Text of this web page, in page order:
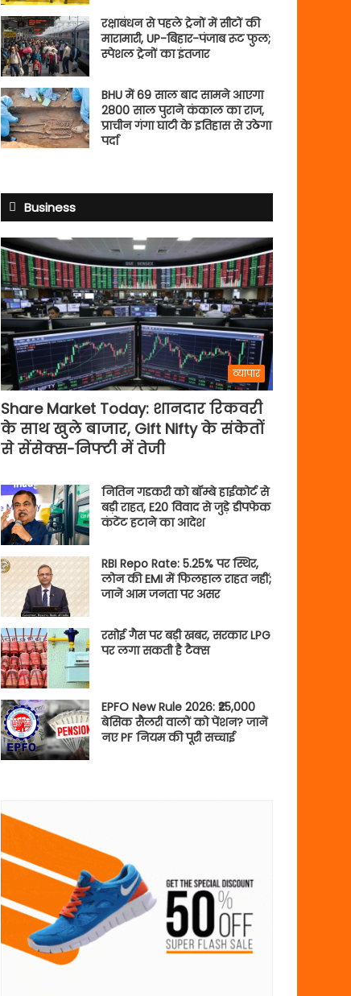
रक्षाबंधन से पहले ट्रेनों में सीटों की
मारामारी, UP-बिहार-पंजाब रूट फुल;
स्पेशल ट्रेनों का इंतजार
BHU में 69 साल बाद सामने आएगा
2800 साल पुराने कंकाल का राज,
प्राचीन गंगा घाटी के इतिहास से उठेगा
पर्दा
Business
व्यापार
Share Market Today: शानदार रिकवरी
के साथ खुले बाजार, Gift Nifty के संकेतों
से सेंसेक्स-निफ्टी में तेजी
नितिन गडकरी को बॉम्बे हाईकोर्ट से
बड़ी राहत, E20 विवाद से जुड़े डीपफेक
कंटेंट हटाने का आदेश
RBI Repo Rate: 5.25% पर स्थिर,
लोन की EMI में फिलहाल राहत नहीं;
जानें आम जनता पर असर
रसोई गैस पर बड़ी खबर, सरकार LPG
पर लगा सकती है टैक्स
EPFO New Rule 2026: ₹25,000
बेसिक सैलरी वालों को पेंशन? जानें
नए PF नियम की पूरी सच्चाई